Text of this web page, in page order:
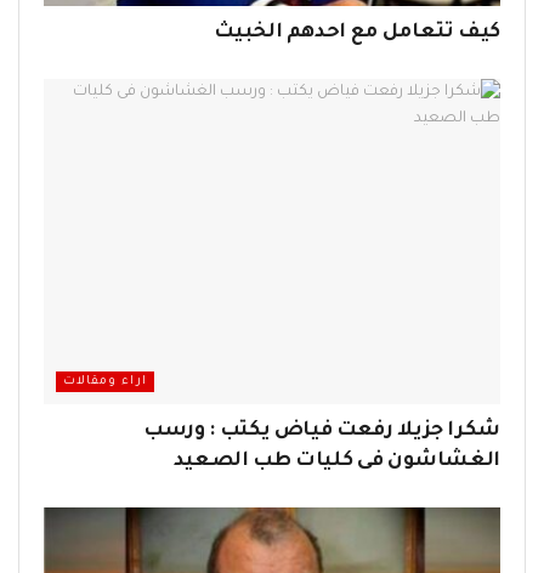
كيف تتعامل مع احدهم الخبيث
اراء ومقالات
شكرا جزيلا رفعت فياض يكتب : ورسب
الغشاشون فى كليات طب الصعيد